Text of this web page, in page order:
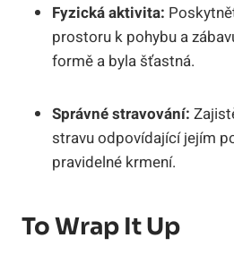
Fyzická aktivita:
prostoru k pohybu a
formě a byla šťastná.
Správné stravování:
stravu odpovídající jejím
pravidelné krmení.
To Wrap It Up